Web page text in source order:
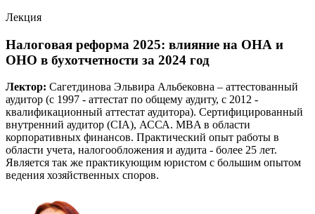
Лекция
Налоговая реформа 2025: влияние на ОНА и
ОНО в бухотчетности за 2024 год
Лектор: Сагетдинова Эльвира Альбековна – аттестованный
аудитор (c 1997 - аттестат по общему аудиту, c 2012 -
квалификационный аттестат аудитора). Сертифицированный
внутренний аудитор (CIA), АССА. MBA в области
корпоративных финансов. Практический опыт работы в
области учета, налогообложения и аудита - более 25 лет.
Является так же практикующим юристом с большим опытом
ведения хозяйственных споров.